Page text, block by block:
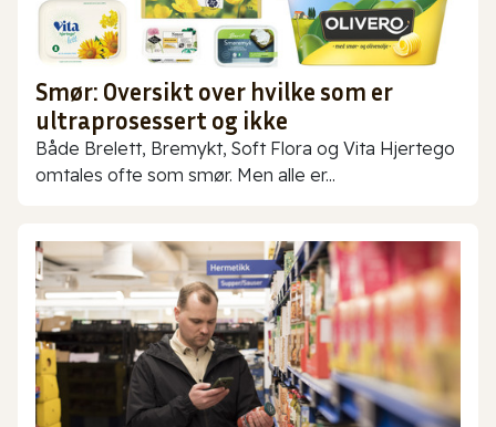
Smør: Oversikt over hvilke som er
ultraprosessert og ikke
Både Brelett, Bremykt, Soft Flora og Vita Hjertego
omtales ofte som smør. Men alle er...